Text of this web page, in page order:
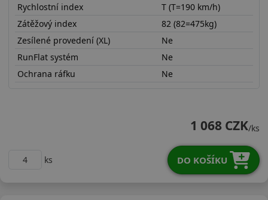
Rychlostní index
T (T=190 km/h)
Zátěžový index
82 (82=475kg)
Zesílené provedení (XL)
Ne
RunFlat systém
Ne
Ochrana ráfku
Ne
1 068 CZK/ks
ks DO KOŠÍKU